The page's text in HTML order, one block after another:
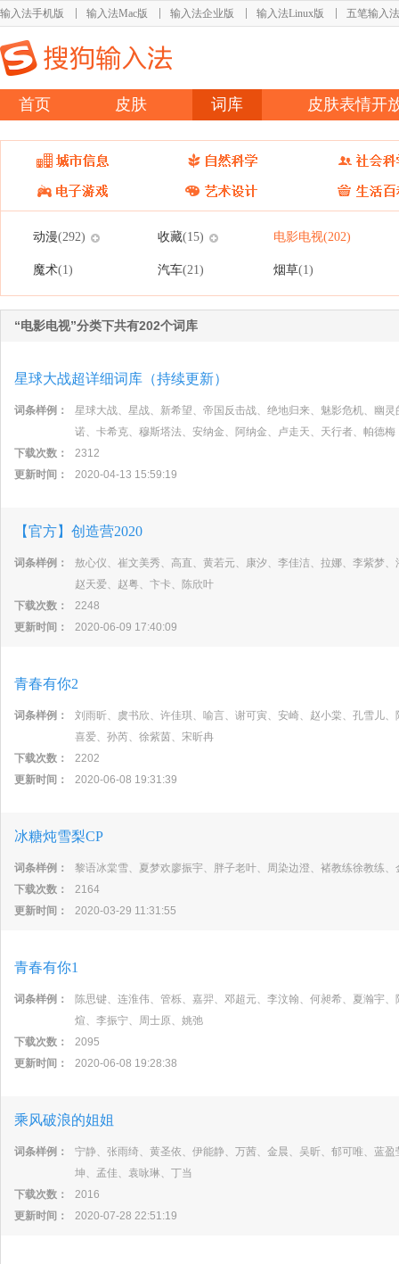
输入法手机版 输入法Mac版 输入法企业版 输入法Linux版 五笔输入法
首页 皮肤 词库 皮肤表情开
动漫(292) 收藏(15) 电影电视(202)
魔术(1) 汽车(21) 烟草(1)
“电影电视”分类下共有202个词库
星球大战超详细词库（持续更新）
词条样例：
星球大战、星战、新希望、帝国反击战、绝地归来、魅影危机、幽
诺、卡希克、穆斯塔法、安纳金、阿纳金、卢走天、天行者、帕德梅
下载次数：
2312
更新时间：
2020-04-13 15:59:19
【官方】创造营2020
词条样例：
敖心仪、崔文美秀、高直、黄若元、康汐、李佳洁、拉娜、李紫梦
赵天爱、赵粤、卞卡、陈欣叶
下载次数：
2248
更新时间：
2020-06-09 17:40:09
青春有你2
词条样例：
刘雨昕、虞书欣、许佳琪、喻言、谢可寅、安崎、赵小棠、孔雪儿
喜爱、孙芮、徐紫茵、宋昕冉
下载次数：
2202
更新时间：
2020-06-08 19:31:39
冰糖炖雪梨CP
词条样例：
黎语冰棠雪、夏梦欢廖振宇、胖子老叶、周染边澄、褚教练徐教练
下载次数：
2164
更新时间：
2020-03-29 11:31:55
青春有你1
词条样例：
陈思键、连淮伟、管栎、嘉羿、邓超元、李汶翰、何昶希、夏瀚宇
煊、李振宁、周士原、姚弛
下载次数：
2095
更新时间：
2020-06-08 19:28:38
乘风破浪的姐姐
词条样例：
宁静、张雨绮、黄圣依、伊能静、万茜、金晨、吴昕、郁可唯、蓝
坤、孟佳、袁咏琳、丁当
下载次数：
2016
更新时间：
2020-07-28 22:51:19